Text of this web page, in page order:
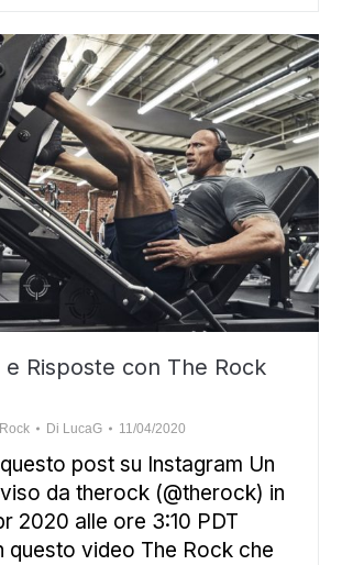
e Risposte con The Rock
Di LucaG 11/04/2020
post su Instagram Un
da therock (@therock) in
2020 alle ore 3:10 PDT
questo video The Rock che